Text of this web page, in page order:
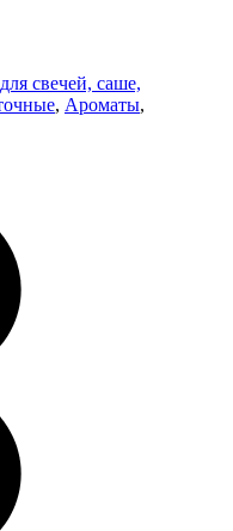
свечей, саше,
, Ароматы,